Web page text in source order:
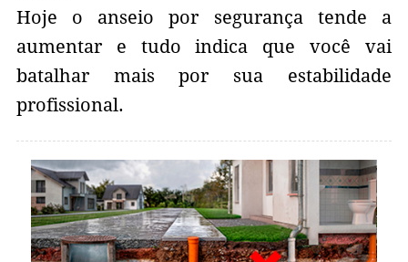
Hoje o anseio por segurança tende a
aumentar e tudo indica que você vai
batalhar mais por sua estabilidade
profissional.